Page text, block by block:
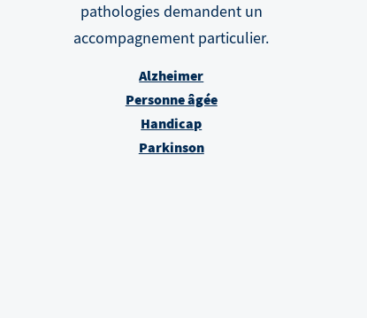
pathologies demandent un
accompagnement particulier.
Alzheimer
Personne âgée
Handicap
Parkinson